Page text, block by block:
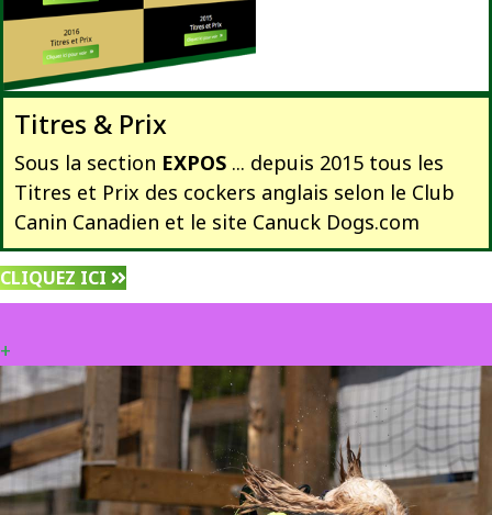
Titres & Prix
Sous la section EXPOS ... depuis 2015 tous les
Titres et Prix des cockers anglais selon le Club
Canin Canadien et le site Canuck Dogs.com
CLIQUEZ ICI
+